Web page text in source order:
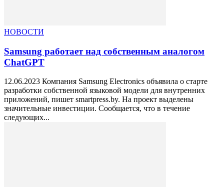
НОВОСТИ
Samsung работает над собственным аналогом
ChatGPT
12.06.2023 Компания Samsung Electronics объявила о старте
разработки собственной языковой модели для внутренних
приложений, пишет smartpress.by. На проект выделены
значительные инвестиции. Сообщается, что в течение
следующих...